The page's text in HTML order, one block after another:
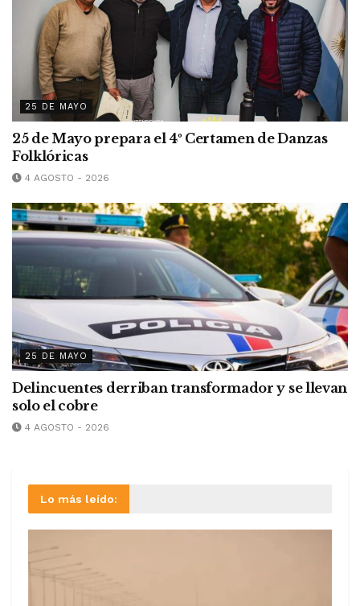
25 DE MAYO
25 de Mayo prepara el 4º Certamen de Danzas
Folklóricas
4 AGOSTO - 2026
25 DE MAYO
Delincuentes derriban transformador y se llevan
solo el cobre
4 AGOSTO - 2026
Lo más leído: